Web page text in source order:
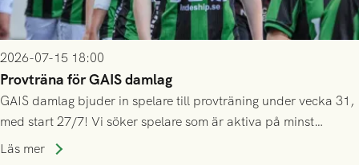
2026-07-15 18:00
Provträna för GAIS damlag
GAIS damlag bjuder in spelare till provträning under vecka 31,
med start 27/7! Vi söker spelare som är aktiva på minst
division 3-nivå.
Läs mer